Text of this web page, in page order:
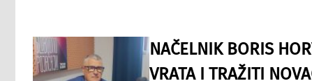
NAČELNIK BORIS
VRATA I TRAŽITI